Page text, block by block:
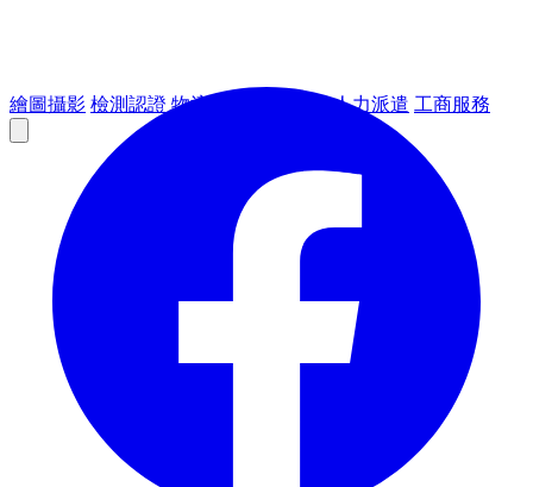
繪圖攝影 檢測認證 物流倉儲 人力派遣 工商服務